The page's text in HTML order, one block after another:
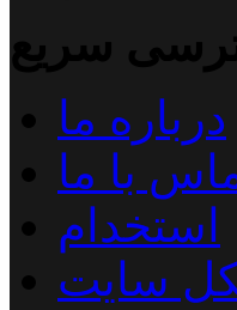
سریع
درباره ما
با ما
استخدام
سایت